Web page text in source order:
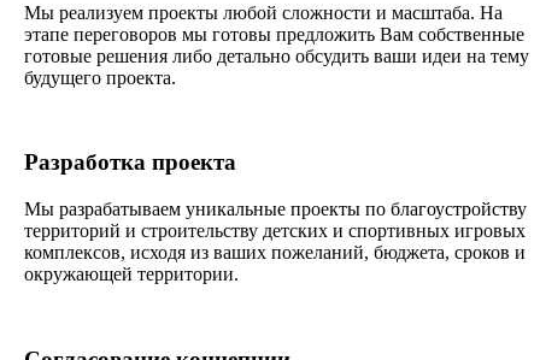
Мы реализуем проекты любой сложности и масштаба. На
этапе переговоров мы готовы предложить Вам собственные
готовые решения либо детально обсудить ваши идеи на тему
будущего проекта.
Разработка проекта
Мы разрабатываем уникальные проекты по благоустройству
территорий и строительству детских и спортивных игровых
комплексов, исходя из ваших пожеланий, бюджета, сроков и
окружающей территории.